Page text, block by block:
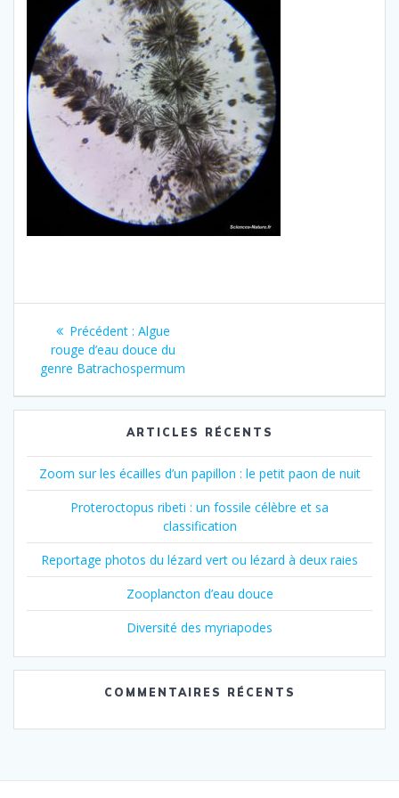
Navigation
de
l’article
Précédent : Article
précédent
:
Algue
rouge d’eau douce du
genre Batrachospermum
ARTICLES RÉCENTS
Zoom sur les écailles d’un papillon : le petit paon de nuit
Proteroctopus ribeti : un fossile célèbre et sa
classification
Reportage photos du lézard vert ou lézard à deux raies
Zooplancton d’eau douce
Diversité des myriapodes
COMMENTAIRES RÉCENTS